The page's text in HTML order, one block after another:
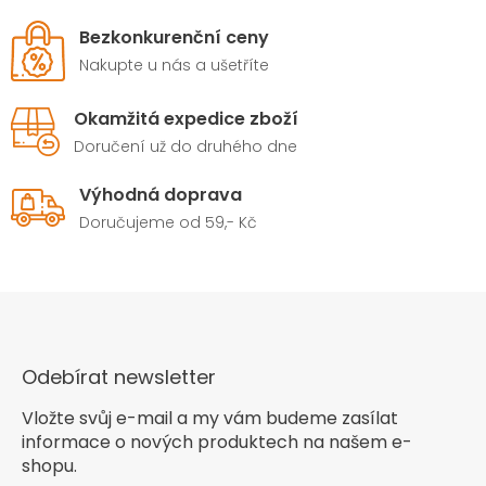
Bezkonkurenční ceny
Nakupte u nás a ušetříte
Okamžitá expedice zboží
Doručení už do druhého dne
Výhodná doprava
Doručujeme od 59,- Kč
Odebírat newsletter
Vložte svůj e-mail a my vám budeme zasílat
informace o nových produktech na našem e-
shopu.